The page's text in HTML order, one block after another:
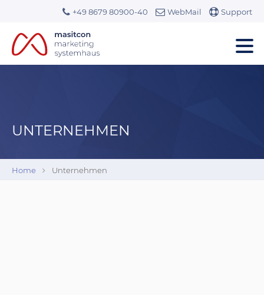
+49 8679 80900-40 WebMail Support
UNTERNEHMEN
Home Unternehmen